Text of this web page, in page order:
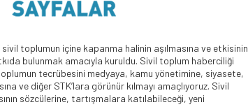
toplumun içine kapanma halinin aşılmasına ve etkisinin
bulunmak amacıyla kuruldu. Sivil toplum haberciliği
tecrübesini medyaya, kamu yönetimine, siyasete,
ve diğer STK’lara görünür kılmayı amaçlıyoruz. Sivil
sözcülerine, tartışmalara katılabileceği, yeni